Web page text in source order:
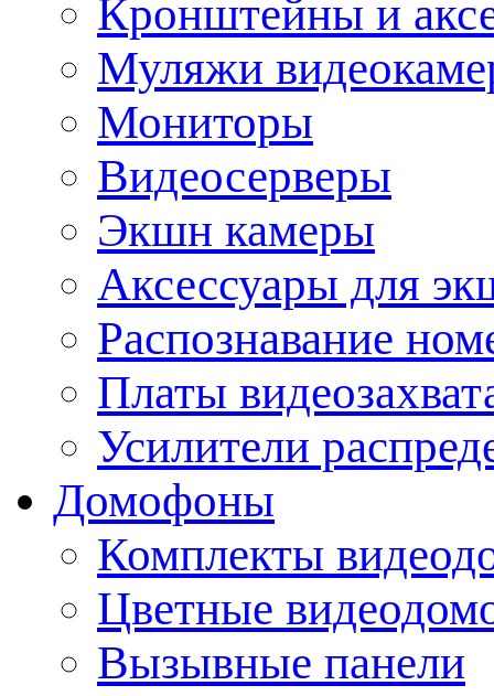
Кронштейны и
Муляжи
Мониторы
Видеосерверы
Экшн камеры
Аксессуары для
Распознавание
Платы
Усилители
Домофоны
Комплекты
Цветные
Вызывные панели